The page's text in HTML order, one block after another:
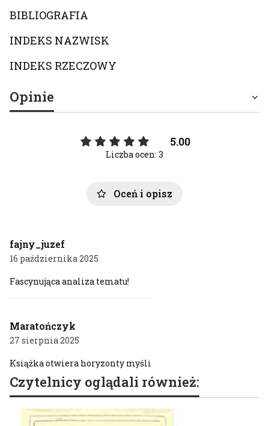
BIBLIOGRAFIA
INDEKS NAZWISK
INDEKS RZECZOWY
Opinie
5.00
Liczba ocen: 3
Oceń i opisz
fajny_juzef
16 października 2025
Fascynująca analiza tematu!
Maratończyk
27 sierpnia 2025
Książka otwiera horyzonty myśli
Czytelnicy oglądali również: